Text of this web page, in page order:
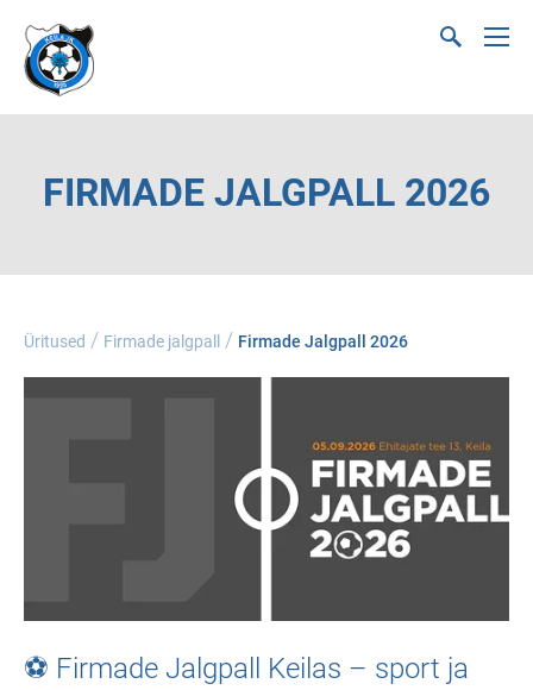
FIRMADE JALGPALL 2026
Üritused / Firmade jalgpall / Firmade Jalgpall 2026
⚽ Firmade Jalgpall Keilas – sport ja